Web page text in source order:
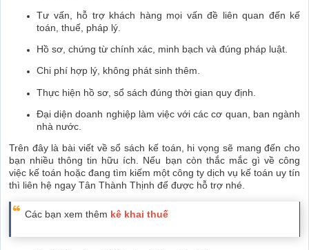
Tư vấn, hỗ trợ khách hàng mọi vấn đề liên quan đến kế
toán, thuế, pháp lý.
Hồ sơ, chứng từ chính xác, minh bạch và đúng pháp luật.
Chi phí hợp lý, không phát sinh thêm.
Thực hiện hồ sơ, sổ sách đúng thời gian quy định.
Đại diện doanh nghiệp làm việc với các cơ quan, ban ngành
nhà nước.
Trên đây là bài viết về sổ sách kế toán, hi vọng sẽ mang đến cho
bạn nhiều thông tin hữu ích. Nếu bạn còn thắc mắc gì về công
việc kế toán hoặc đang tìm kiếm một công ty dịch vụ kế toán uy tín
thì liên hệ ngay Tân Thành Thịnh để được hỗ trợ nhé.
Các bạn xem thêm kê khai thuế